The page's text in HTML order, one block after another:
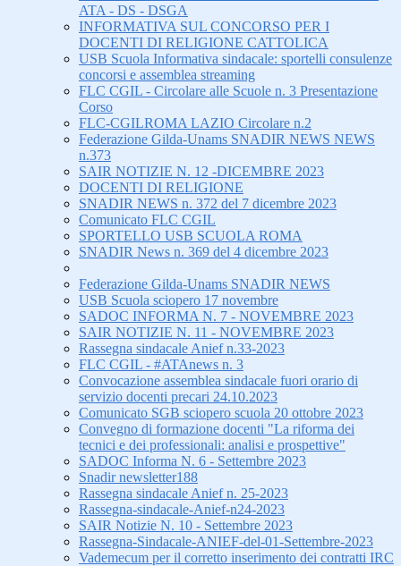
ATA - DS - DSGA
INFORMATIVA SUL CONCORSO PER I
DOCENTI DI RELIGIONE CATTOLICA
USB Scuola Informativa sindacale: sportelli consulenze
concorsi e assemblea streaming
FLC CGIL - Circolare alle Scuole n. 3 Presentazione
Corso
FLC-CGILROMA LAZIO Circolare n.2
Federazione Gilda-Unams SNADIR NEWS NEWS
n.373
SAIR NOTIZIE N. 12 -DICEMBRE 2023
DOCENTI DI RELIGIONE
SNADIR NEWS n. 372 del 7 dicembre 2023
Comunicato FLC CGIL
SPORTELLO USB SCUOLA ROMA
SNADIR News n. 369 del 4 dicembre 2023
Federazione Gilda-Unams SNADIR NEWS
USB Scuola sciopero 17 novembre
SADOC INFORMA N. 7 - NOVEMBRE 2023
SAIR NOTIZIE N. 11 - NOVEMBRE 2023
Rassegna sindacale Anief n.33-2023
FLC CGIL - #ATAnews n. 3
Convocazione assemblea sindacale fuori orario di
servizio docenti precari 24.10.2023
Comunicato SGB sciopero scuola 20 ottobre 2023
Convegno di formazione docenti "La riforma dei
tecnici e dei professionali: analisi e prospettive"
SADOC Informa N. 6 - Settembre 2023
Snadir newsletter188
Rassegna sindacale Anief n. 25-2023
Rassegna-sindacale-Anief-n24-2023
SAIR Notizie N. 10 - Settembre 2023
Rassegna-Sindacale-ANIEF-del-01-Settembre-2023
Vademecum per il corretto inserimento dei contratti IRC